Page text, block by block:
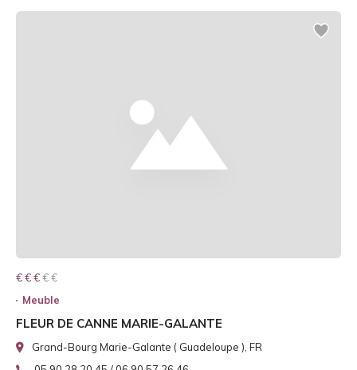
€ € € € €
€ € €
Meuble
FLEUR DE CANNE MARIE-GALANTE
Grand-Bourg Marie-Galante ( Guadeloupe ), FR